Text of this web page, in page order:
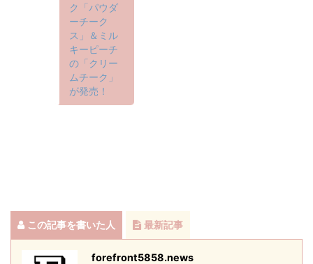
ク「パウダ
ーチーク
ス」＆ミル
キーピーチ
の「クリー
ムチーク」
が発売！
この記事を書いた人 最新記事
forefront5858.news